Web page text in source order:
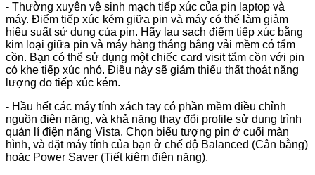
- Thường xuyên vệ sinh mạch tiếp xúc của pin laptop và
máy. Điểm tiếp xúc kém giữa pin và máy có thể làm giảm
hiệu suất sử dụng của pin. Hãy lau sạch điểm tiếp xúc bằng
kim loại giữa pin và máy hàng tháng bằng vải mềm có tẩm
cồn. Bạn có thể sử dụng một chiếc card visit tẩm cồn với pin
có khe tiếp xúc nhỏ. Điều này sẽ giảm thiểu thất thoát năng
lượng do tiếp xúc kém.
- Hầu hết các máy tính xách tay có phần mềm điều chỉnh
nguồn điện năng, và khả năng thay đổi profile sử dụng trình
quản lí điện năng Vista. Chọn biểu tượng pin ở cuối màn
hình, và đặt máy tính của bạn ở chế độ Balanced (Cân bằng)
hoặc Power Saver (Tiết kiệm điện năng).